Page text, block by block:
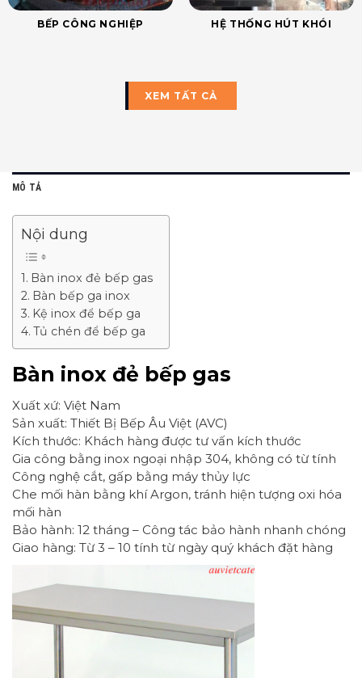
BẾP CÔNG NGHIỆP HỆ THỐNG HÚT KHÓI
XEM TẤT CẢ
MÔ TẢ
Nội dung
Bàn inox đẻ bếp gas
Bàn bếp ga inox
Kệ inox để bếp ga
Tủ chén để bếp ga
Bàn inox đẻ bếp gas
Xuất xứ: Việt Nam
Sản xuất: Thiết Bị Bếp Âu Việt (AVC)
Kích thước: Khách hàng được tư vấn kích thước
Gia công bằng inox ngoại nhập 304, không có từ tính
Công nghệ cắt, gấp bằng máy thủy lực
Che mối hàn bằng khí Argon, tránh hiện tượng oxi hóa
mối hàn
Bảo hành: 12 tháng – Công tác bảo hành nhanh chóng
Giao hàng: Từ 3 – 10 tính từ ngày quý khách đặt hàng